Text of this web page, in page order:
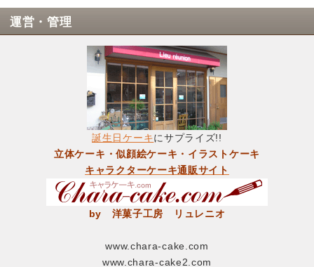
運営・管理
誕生日ケーキにサプライズ!!
立体ケーキ・似顔絵ケーキ・イラストケーキ
キャラクターケーキ通販サイト
by 洋菓子工房 リュレニオ
www.chara-cake.com
www.chara-cake2.com